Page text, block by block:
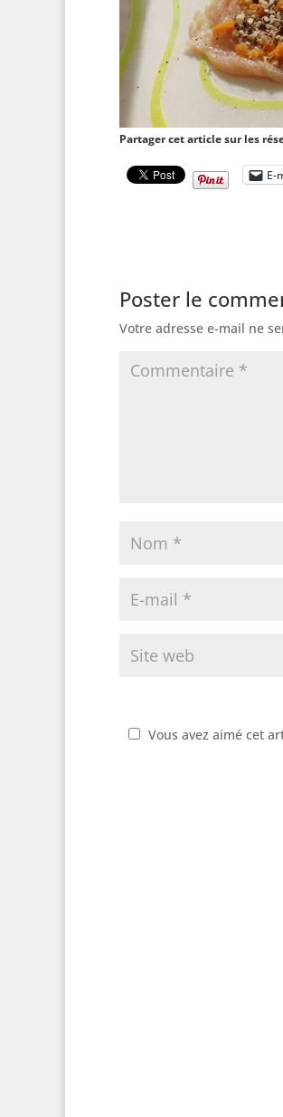
Partager cet article sur les
E-
Poster le
Votre adresse e-mail ne
Vous avez aimé cet